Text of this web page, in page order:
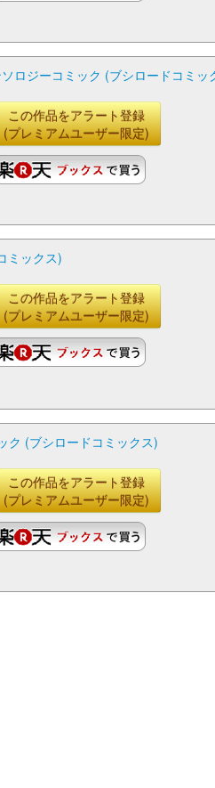
ロジーコミック (ブシロードコミッ
この作品をアラート登録
(プレミアムユーザー限定)
ミックス)
この作品をアラート登録
(プレミアムユーザー限定)
ク (ブシロードコミックス)
この作品をアラート登録
(プレミアムユーザー限定)